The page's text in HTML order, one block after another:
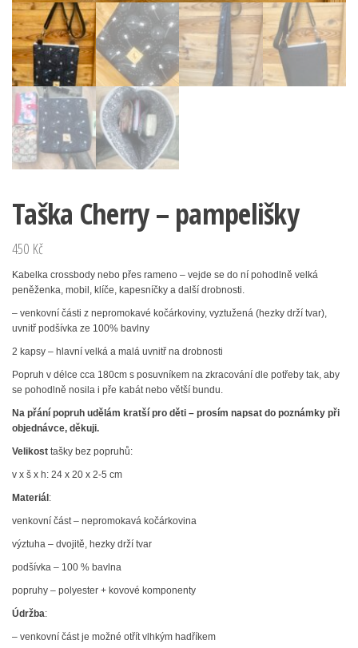
Taška Cherry – pampelišky
450 Kč
Kabelka crossbody nebo přes rameno – vejde se do ní pohodlně velká
peněženka, mobil, klíče, kapesníčky a další drobnosti.
– venkovní části z nepromokavé kočárkoviny, vyztužená (hezky drží tvar),
uvnitř podšívka ze 100% bavlny
2 kapsy – hlavní velká a malá uvnitř na drobnosti
Popruh v délce cca 180cm s posuvníkem na zkracování dle potřeby tak, aby
se pohodlně nosila i pře kabát nebo větší bundu.
Na přání popruh udělám kratší pro děti – prosím napsat do poznámky při
objednávce, děkuji.
Velikost tašky bez popruhů:
v x š x h: 24 x 20 x 2-5 cm
Materiál :
venkovní část – nepromokavá kočárkovina
výztuha – dvojitě, hezky drží tvar
podšívka – 100 % bavlna
popruhy – polyester + kovové komponenty
Údržba:
– venkovní část je možné otřít vlhkým hadříkem